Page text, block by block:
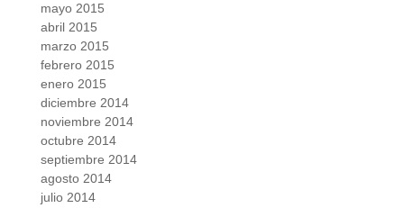
mayo 2015
abril 2015
marzo 2015
febrero 2015
enero 2015
diciembre 2014
noviembre 2014
octubre 2014
septiembre 2014
agosto 2014
julio 2014